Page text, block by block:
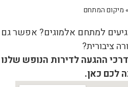
» מיקום המתחם
למתחם אלמוגים? אפשר גם
ציבורית?
ההגעה לדירות הנופש שלנו
לכם כאן.